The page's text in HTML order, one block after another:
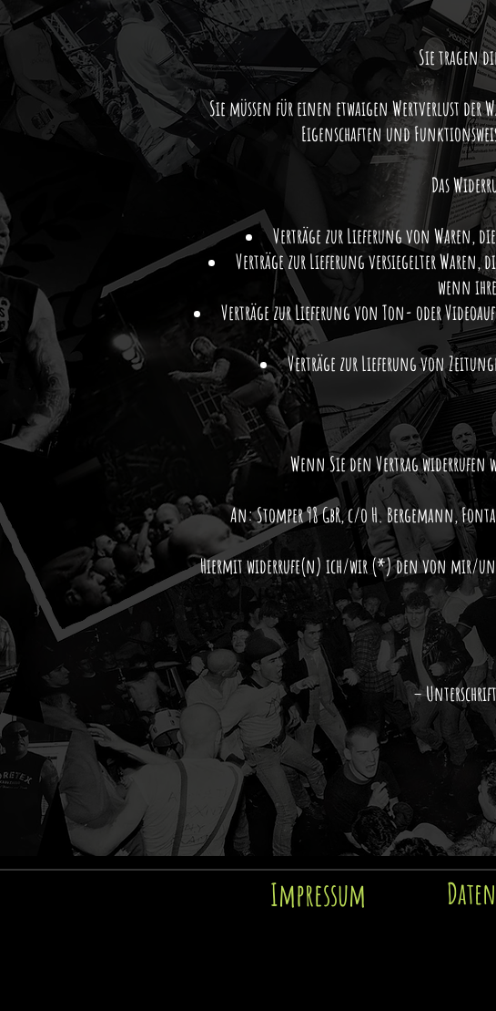
Sie tragen
Sie müssen für einen etwaigen Wertverlust der
Eigenschaften und
Das
Verträge zur Lieferung von Waren,
Verträge zur Lieferung versiegelter Waren,
wenn
Verträge zur Lieferung von Ton- oder
Verträge zur Lieferung von
Wenn Sie den Vertrag widerrufen
An: Stomper 98 GbR, c/o H. Bergemann,
Hiermit widerrufe(n) ich/wir (*) den von mir/
–
Impressum